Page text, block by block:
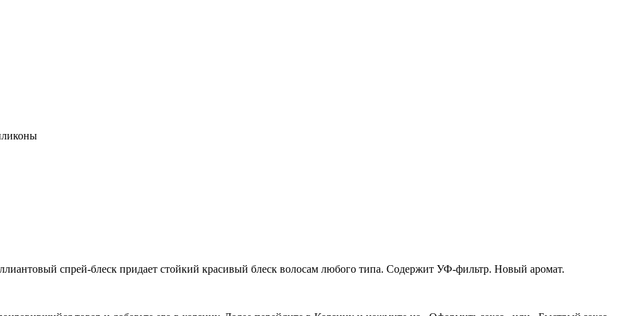
спрей-блеск придает стойкий красивый блеск волосам любого типа. Содержит УФ-фильтр. Новый аромат.